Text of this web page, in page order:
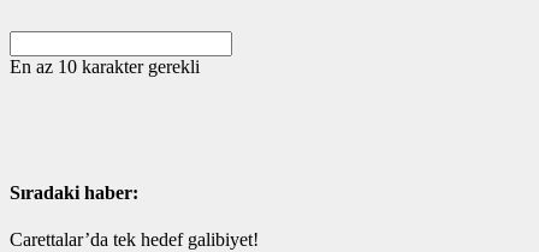
En az 10 karakter gerekli
Sıradaki haber:
Carettalar’da tek hedef galibiyet!